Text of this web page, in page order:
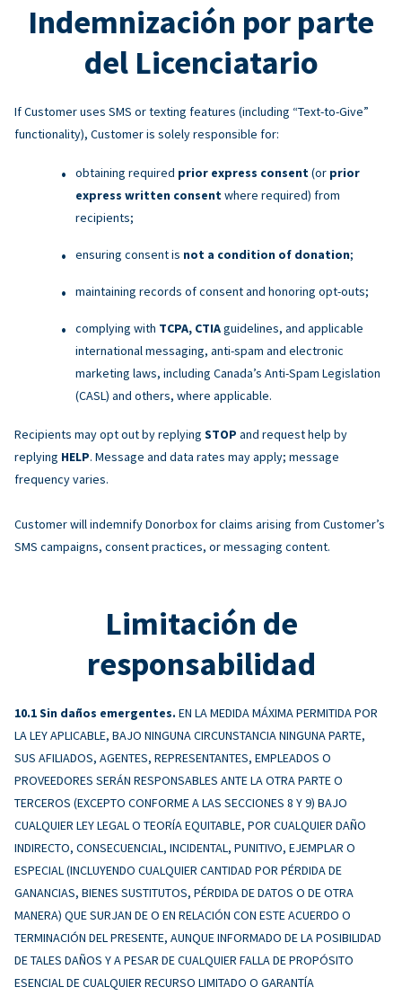
Indemnización por parte
del Licenciatario
If Customer uses SMS or texting features (including “Text-to-Give”
functionality), Customer is solely responsible for:
obtaining required prior express consent (or prior
express written consent where required) from
recipients;
ensuring consent is not a condition of donation;
maintaining records of consent and honoring opt-outs;
complying with TCPA, CTIAguidelines, and applicable
international messaging, anti-spam and electronic
marketing laws, including Canada’s Anti-Spam Legislation
(CASL) and others, where applicable.
Recipients may opt out by replying STOP and request help by
replying HELP. Message and data rates may apply; message
frequency varies.
Customer will indemnify Donorbox for claims arising from Customer’s
SMS campaigns, consent practices, or messaging content.
Limitación de
responsabilidad
Sin daños emergentes. EN LA MEDIDA MÁXIMA PERMITIDA POR
LA LEY APLICABLE, BAJO NINGUNA CIRCUNSTANCIA NINGUNA PARTE,
SUS AFILIADOS, AGENTES, REPRESENTANTES, EMPLEADOS O
PROVEEDORES SERÁN RESPONSABLES ANTE LA OTRA PARTE O
TERCEROS (EXCEPTO CONFORME A LAS SECCIONES 8 Y 9) BAJO
CUALQUIER LEY LEGAL O TEORÍA EQUITABLE, POR CUALQUIER DAÑO
INDIRECTO, CONSECUENCIAL, INCIDENTAL, PUNITIVO, EJEMPLAR O
ESPECIAL (INCLUYENDO CUALQUIER CANTIDAD POR PÉRDIDA DE
GANANCIAS, BIENES SUSTITUTOS, PÉRDIDA DE DATOS O DE OTRA
MANERA) QUE SURJAN DE O EN RELACIÓN CON ESTE ACUERDO O
TERMINACIÓN DEL PRESENTE, AUNQUE INFORMADO DE LA POSIBILIDAD
DE TALES DAÑOS Y A PESAR DE CUALQUIER FALLA DE PROPÓSITO
ESENCIAL DE CUALQUIER RECURSO LIMITADO O GARANTÍA